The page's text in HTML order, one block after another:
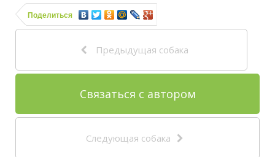
Поделиться
Предыдущая собака
Связаться с автором
Следующая собака